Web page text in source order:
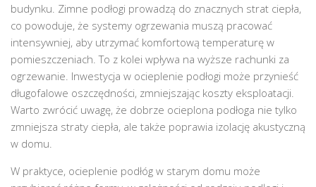
budynku. Zimne podłogi prowadzą do znacznych strat ciepła,
co powoduje, że systemy ogrzewania muszą pracować
intensywniej, aby utrzymać komfortową temperaturę w
pomieszczeniach. To z kolei wpływa na wyższe rachunki za
ogrzewanie. Inwestycja w ocieplenie podłogi może przynieść
długofalowe oszczędności, zmniejszając koszty eksploatacji.
Warto zwrócić uwagę, że dobrze ocieplona podłoga nie tylko
zmniejsza straty ciepła, ale także poprawia izolację akustyczną
w domu.
W praktyce, ocieplenie podłóg w starym domu może